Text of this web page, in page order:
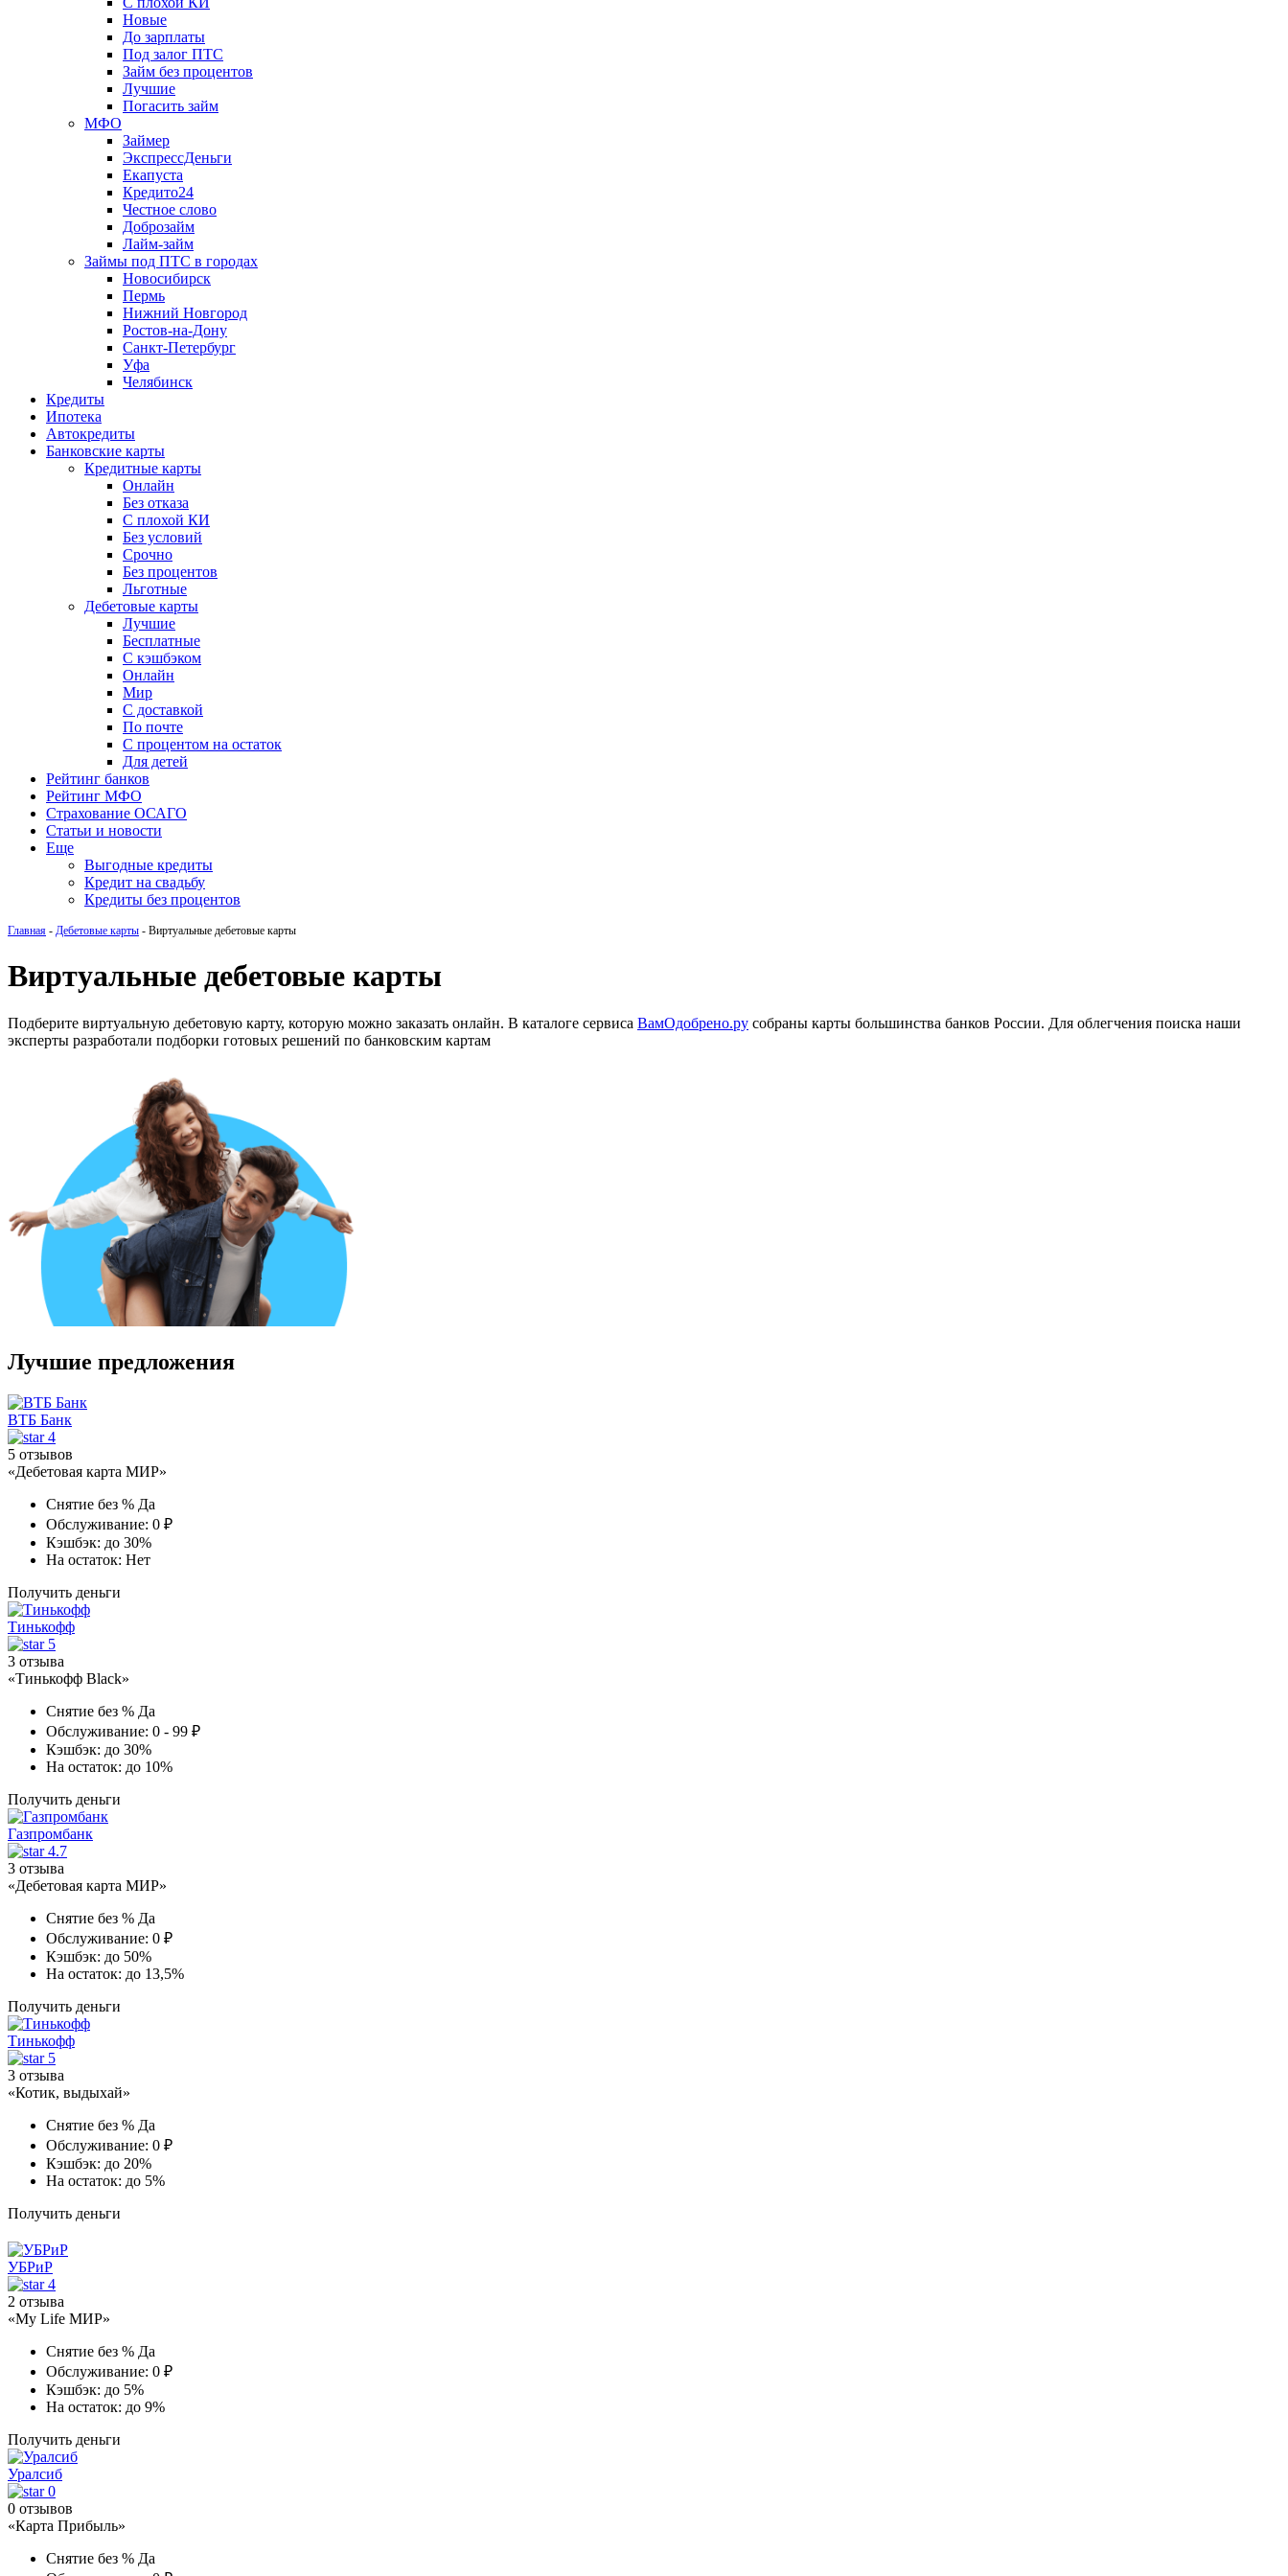
Новые
До зарплаты
Под залог ПТС
Займ без процентов
Лучшие
Погасить займ
МФО
Займер
ЭкспрессДеньги
Екапуста
Кредито24
Честное слово
Доброзайм
Лайм-займ
Займы под ПТС в городах
Новосибирск
Пермь
Нижний Новгород
Ростов-на-Дону
Санкт-Петербург
Уфа
Челябинск
Кредиты
Ипотека
Автокредиты
Банковские карты
Кредитные карты
Онлайн
Без отказа
С плохой КИ
Без условий
Срочно
Без процентов
Льготные
Дебетовые карты
Лучшие
Бесплатные
С кэшбэком
Онлайн
Мир
С доставкой
По почте
С процентом на остаток
Для детей
Рейтинг банков
Рейтинг МФО
Страхование ОСАГО
Статьи и новости
Еще
Выгодные кредиты
Кредит на свадьбу
Кредиты без процентов
Главная - Дебетовые карты - Виртуальные дебетовые карты
Виртуальные дебетовые карты
Подберите виртуальную дебетовую карту, которую можно заказать онлайн. В каталоге сервиса ВамОдобрено.ру собраны карты большинства банков России. Для облегчения поиска наши
эксперты разработали подборки готовых решений по банковским картам
Лучшие предложения
ВТБ Банк
4
5 отзывов
«Дебетовая карта МИР»
Снятие без % Да
Обслуживание: 0 ₽
Кэшбэк: до 30%
На остаток: Нет
Получить деньги
Тинькофф
5
3 отзыва
«Тинькофф Black»
Снятие без % Да
Обслуживание: 0 - 99 ₽
Кэшбэк: до 30%
На остаток: до 10%
Получить деньги
Газпромбанк
4.7
3 отзыва
«Дебетовая карта МИР»
Снятие без % Да
Обслуживание: 0 ₽
Кэшбэк: до 50%
На остаток: до 13,5%
Получить деньги
Тинькофф
5
3 отзыва
«Котик, выдыхай»
Снятие без % Да
Обслуживание: 0 ₽
Кэшбэк: до 20%
На остаток: до 5%
Получить деньги
УБРиР
4
2 отзыва
«My Life МИР»
Снятие без % Да
Обслуживание: 0 ₽
Кэшбэк: до 5%
На остаток: до 9%
Получить деньги
Уралсиб
0
0 отзывов
«Карта Прибыль»
Снятие без % Да